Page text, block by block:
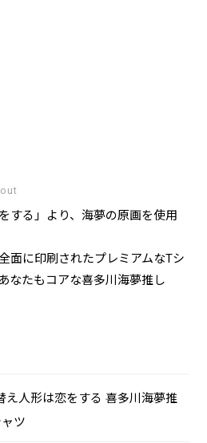
する」より、海夢の原画を使用
面に印刷されたプレミアムなTシ
なたもコアな喜多川海夢推し
え人形は恋をする 喜多川海夢推
ツ